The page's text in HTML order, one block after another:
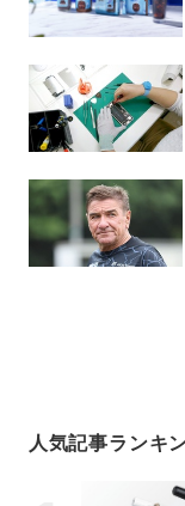
人気記事ランキ